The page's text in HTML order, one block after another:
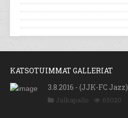
KATSOTUIMMAT GALLERIAT
3.8.2016 - (JJK-FC Jazz)
Jalkapallo 65020